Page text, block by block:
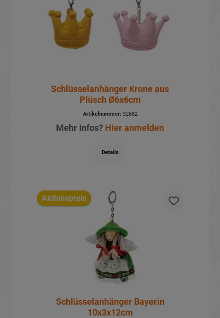
Schlüsselanhänger Krone aus
Plüsch Ø6x6cm
Artikelnummer:32682
Mehr Infos? Hier anmelden
Details
Aktionspreis
Schlüsselanhänger Bayerin
10x3x12cm